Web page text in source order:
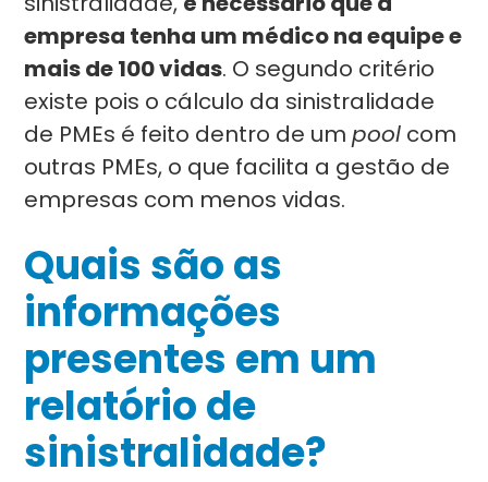
empresa tenha um médico na equipe e
mais de 100 vidas. O segundo critério
existe pois o cálculo da sinistralidade
de PMEs é feito dentro de umpool com
outras PMEs, o que facilita a gestão de
empresas com menos vidas.
Quais são as
informações
presentes em um
relatório de
sinistralidade?